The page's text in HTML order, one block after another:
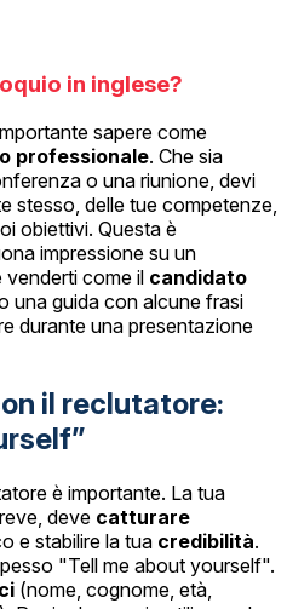
in inglese?
sapere come
professionale. Che sia
o una riunione, devi
stesso, delle tue competenze,
obiettivi. Questa è
impressione su un
come il candidato
una guida con alcune frasi
durante una presentazione
il reclutatore:
è importante. La tua
deve catturare
e stabilire la tua credibilità.
"Tell me about yourself".
(nome, cognome, età,